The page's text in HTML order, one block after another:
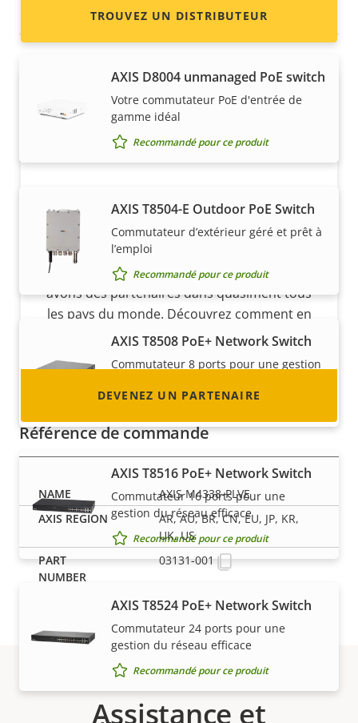
Commutateurs
AXIS ​D8004 unmanaged PoE switch
Votre commutateur PoE d'entrée de
gamme idéal
Recommandé pour ce produit
AXIS T8504-E Outdoor PoE Switch
Commutateur d’extérieur géré et prêt à
l’emploi
Recommandé pour ce produit
AXIS T8508 PoE+ Network Switch
Commutateur 8 ports pour une gestion
AXIS T8516 PoE+ Network Switch
Commutateur 16 ports pour une
gestion du réseau efficace
Recommandé pour ce produit
AXIS T8524 PoE+ Network Switch
Commutateur 24 ports pour une
gestion du réseau efficace
Recommandé pour ce produit
TROUVEZ UN DISTRIBUTEUR
Devenez un partenaire
Vous êtes un revendeur, un distributeur, un
intégrateur système ou un installateur ? Nous
avons des partenaires dans quasiment tous
les pays du monde. Découvrez comment en
devenir un !
DEVENEZ UN PARTENAIRE
Référence de commande
AXIS M4338-PLVE
AR, AU, BR, CN, EU, JP, KR,
UK, US
03131-001
Assistance et